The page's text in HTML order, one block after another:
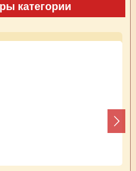
категории